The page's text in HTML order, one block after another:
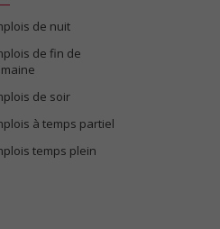
de nuit
de fin de
de soir
à temps partiel
temps plein